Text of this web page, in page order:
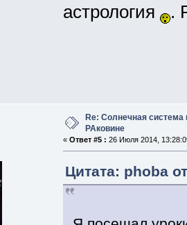
астрология
.
Re: Солнечная система
РАковине
« Ответ #5 : 26 Июля 2014,
Цитата: phoba